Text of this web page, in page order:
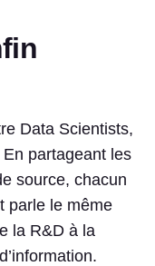
Data Scientists,
partageant les
source, chacun
parle le même
la R&D à la